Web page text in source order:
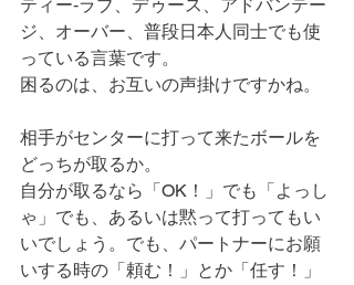
ティー‐ラブ、デゥース、アドバンテー
ジ、オーバー、普段日本人同士でも使
っている言葉です。
困るのは、お互いの声掛けですかね。
相手がセンターに打って来たボールを
どっちが取るか。
自分が取るなら「OK！」でも「よっし
ゃ」でも、あるいは黙って打ってもい
いでしょう。でも、パートナーにお願
いする時の「頼む！」とか「任す！」